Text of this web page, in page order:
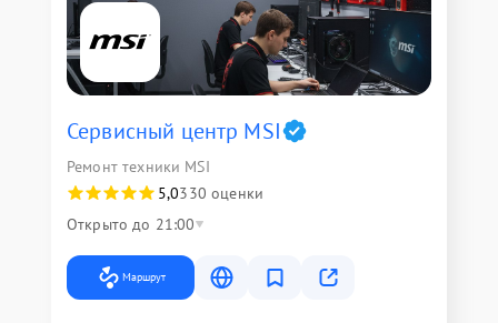
Сервисный центр MSI
Ремонт техники MSI
5,0330 оценки
Открыто до 21:00
Маршрут